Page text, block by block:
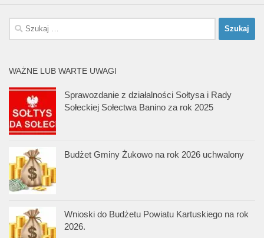
Szukaj:
WAŻNE LUB WARTE UWAGI
Sprawozdanie z działalności Sołtysa i Rady
Sołeckiej Sołectwa Banino za rok 2025
Budżet Gminy Żukowo na rok 2026 uchwalony
Wnioski do Budżetu Powiatu Kartuskiego na rok
2026.